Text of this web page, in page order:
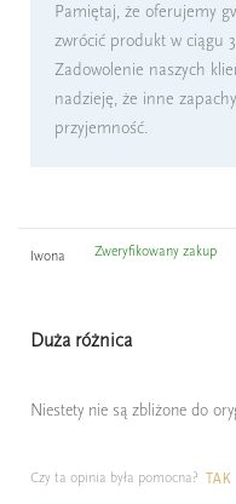
Pamiętaj, że oferujemy
zwrócić produkt w ciągu
Zadowolenie naszych
nadzieję, że inne
przyjemność.
Iwona Zweryfikowany zakup
Duża różnica
Niestety nie są zbliżone do
Czy ta opinia była pomocna? TAK